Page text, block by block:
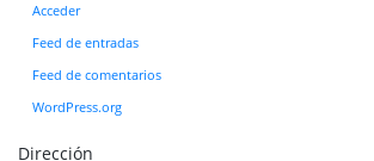
Acceder
Feed de entradas
Feed de comentarios
WordPress.org
Dirección